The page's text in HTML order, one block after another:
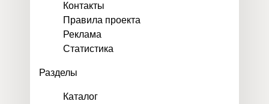
Контакты
Правила проекта
Реклама
Статистика
Разделы
Каталог